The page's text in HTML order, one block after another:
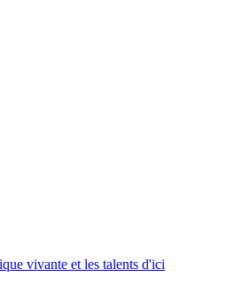
vivante et les talents d'ici